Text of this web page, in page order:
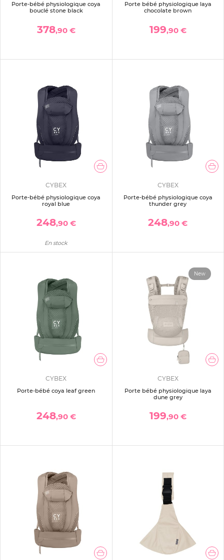
Porte-bébé physiologique coya
bouclé stone black
378,90 €
Porte bébé physiologique laya
chocolate brown
199,90 €
CYBEX
Porte-bébé physiologique coya
royal blue
248,90 €
En stock
CYBEX
Porte-bébé physiologique coya
thunder grey
248,90 €
CYBEX
Porte-bébé coya leaf green
248,90 €
New
CYBEX
Porte bébé physiologique laya
dune grey
199,90 €